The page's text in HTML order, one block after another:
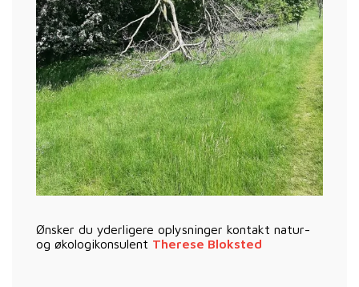
Ønsker du yderligere oplysninger kontakt natur-
og økologikonsulent Therese Bloksted